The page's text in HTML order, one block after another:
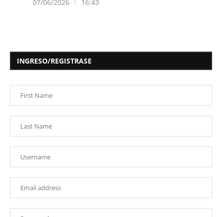
07/06/2026
16:43
INGRESO/REGISTRASE